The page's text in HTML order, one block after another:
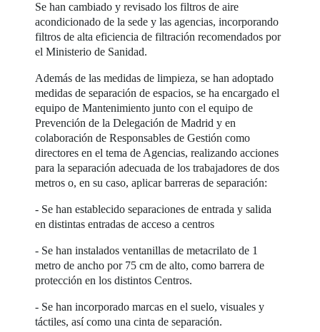
Se han cambiado y revisado los filtros de aire
acondicionado de la sede y las agencias, incorporando
filtros de alta eficiencia de filtración recomendados por
el Ministerio de Sanidad.
Además de las medidas de limpieza, se han adoptado
medidas de separación de espacios, se ha encargado el
equipo de Mantenimiento junto con el equipo de
Prevención de la Delegación de Madrid y en
colaboración de Responsables de Gestión como
directores en el tema de Agencias, realizando acciones
para la separación adecuada de los trabajadores de dos
metros o, en su caso, aplicar barreras de separación:
- Se han establecido separaciones de entrada y salida
en distintas entradas de acceso a centros
- Se han instalados ventanillas de metacrilato de 1
metro de ancho por 75 cm de alto, como barrera de
protección en los distintos Centros.
- Se han incorporado marcas en el suelo, visuales y
táctiles, así como una cinta de separación.